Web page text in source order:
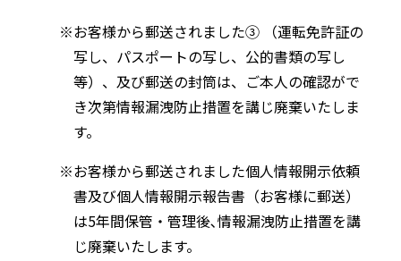
お客様から郵送されました③ （運転免許証の
写し、パスポートの写し、公的書類の写し
等）、及び郵送の封筒は、ご本人の確認がで
き次第情報漏洩防止措置を講じ廃棄いたしま
す。
お客様から郵送されました個人情報開示依頼
書及び個人情報開示報告書（お客様に郵送）
は5年間保管・管理後､情報漏洩防止措置を講
じ廃棄いたします。